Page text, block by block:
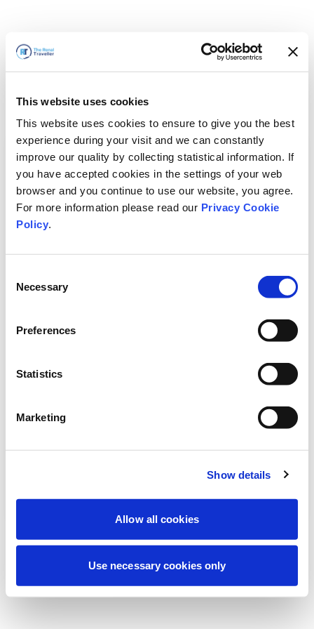
This website uses cookies
This website uses cookies to ensure to give you the best
experience during your visit and we can constantly
improve our quality by collecting statistical information. If
you have accepted cookies in the settings of your web
browser and you continue to use our website, you agree.
For more information please read our Privacy Cookie
Policy.
Selection
Necessary
Preferences
Statistics
Marketing
Show details
Allow all cookies
Use necessary cookies only
Deneyiminizi iyileştirmek için şu anda
planlanmış bakım yapıyoruz. Merak
etmeyin, kısa süre içinde tekrar çevrimiçi